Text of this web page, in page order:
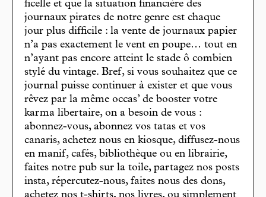
ficelle et que la situation financière des
journaux pirates de notre genre est chaque
jour plus difficile : la vente de journaux papier
n’a pas exactement le vent en poupe… tout en
n’ayant pas encore atteint le stade ô combien
stylé du vintage. Bref, si vous souhaitez que ce
journal puisse continuer à exister et que vous
rêvez par la même occas’ de booster votre
karma libertaire, on a besoin de vous :
abonnez-vous, abonnez vos tatas et vos
canaris, achetez nous en kiosque, diffusez-nous
en manif, cafés, bibliothèque ou en librairie,
faites notre pub sur la toile, partagez nos posts
insta, répercutez-nous, faites nous des dons,